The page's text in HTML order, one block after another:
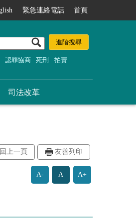
緊急連絡電話 首頁
認罪協商 死刑 拍賣
司法改革
回上一頁 友善列印
A- A A+